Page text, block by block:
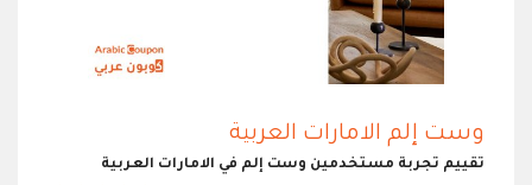
وست إلم الامارات العربية
تقييم تجربة مستخدمين وست إلم في الامارات العربية